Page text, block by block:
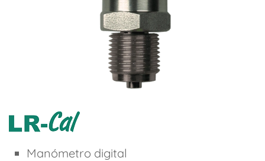
Manómetro digital